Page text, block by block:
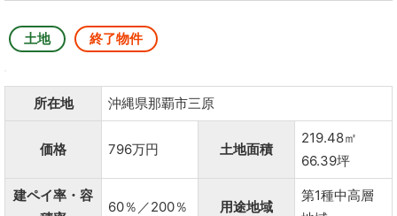
土地 終了物件
所在地 沖縄県那覇市三原
価格 796万円 土地面積
219.48㎡
66.39坪
建ペイ率・容
60％／200％ 用途地域
第1種中高層